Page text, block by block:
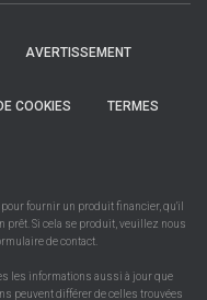
AVERTISSEMENT
COOKIES TERMES
fournir un produit financier, qu'il
prêt. Si cela se produit, veuillez nous
de contact.
les informations aussi à jour que
peuvent différer de celles trouvées